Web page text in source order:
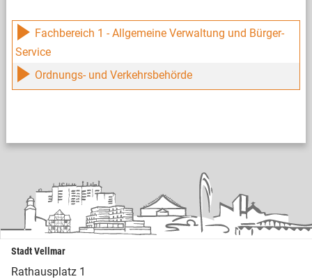
Fachbereich 1 - Allgemeine Verwaltung und Bürger-
Service
Ordnungs- und Verkehrsbehörde
Stadt Vellmar
Rathausplatz 1